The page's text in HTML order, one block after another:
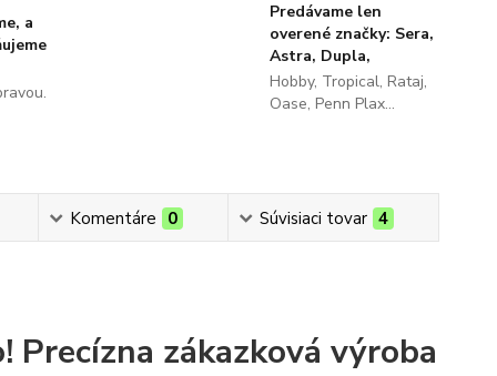
a
Predávame len
overené značky: Sera,
Astra, Dupla,
Hobby, Tropical, Rataj,
Oase, Penn Plax...
Komentáre 0 Súvisiaci tovar 4
Precízna zákazková výroba